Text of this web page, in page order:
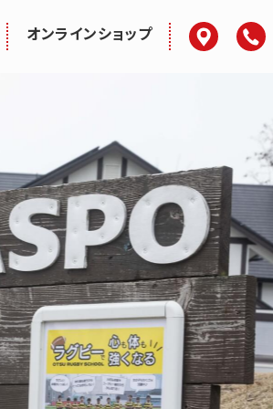
オンラインショップ アクセス電話